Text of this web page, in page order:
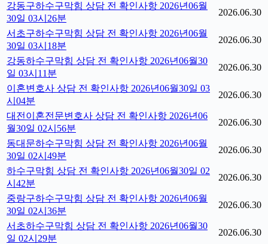
강동구하수구막힘 상담 전 확인사항 2026년06월
30일 03시26분
2026.06.30
서초구하수구막힘 상담 전 확인사항 2026년06월
30일 03시18분
2026.06.30
강동하수구막힘 상담 전 확인사항 2026년06월30
일 03시11분
2026.06.30
이혼변호사 상담 전 확인사항 2026년06월30일 03
시04분
2026.06.30
대전이혼전문변호사 상담 전 확인사항 2026년06
월30일 02시56분
2026.06.30
동대문하수구막힘 상담 전 확인사항 2026년06월
30일 02시49분
2026.06.30
하수구막힘 상담 전 확인사항 2026년06월30일 02
시42분
2026.06.30
중랑구하수구막힘 상담 전 확인사항 2026년06월
30일 02시36분
2026.06.30
서초하수구막힘 상담 전 확인사항 2026년06월30
일 02시29분
2026.06.30